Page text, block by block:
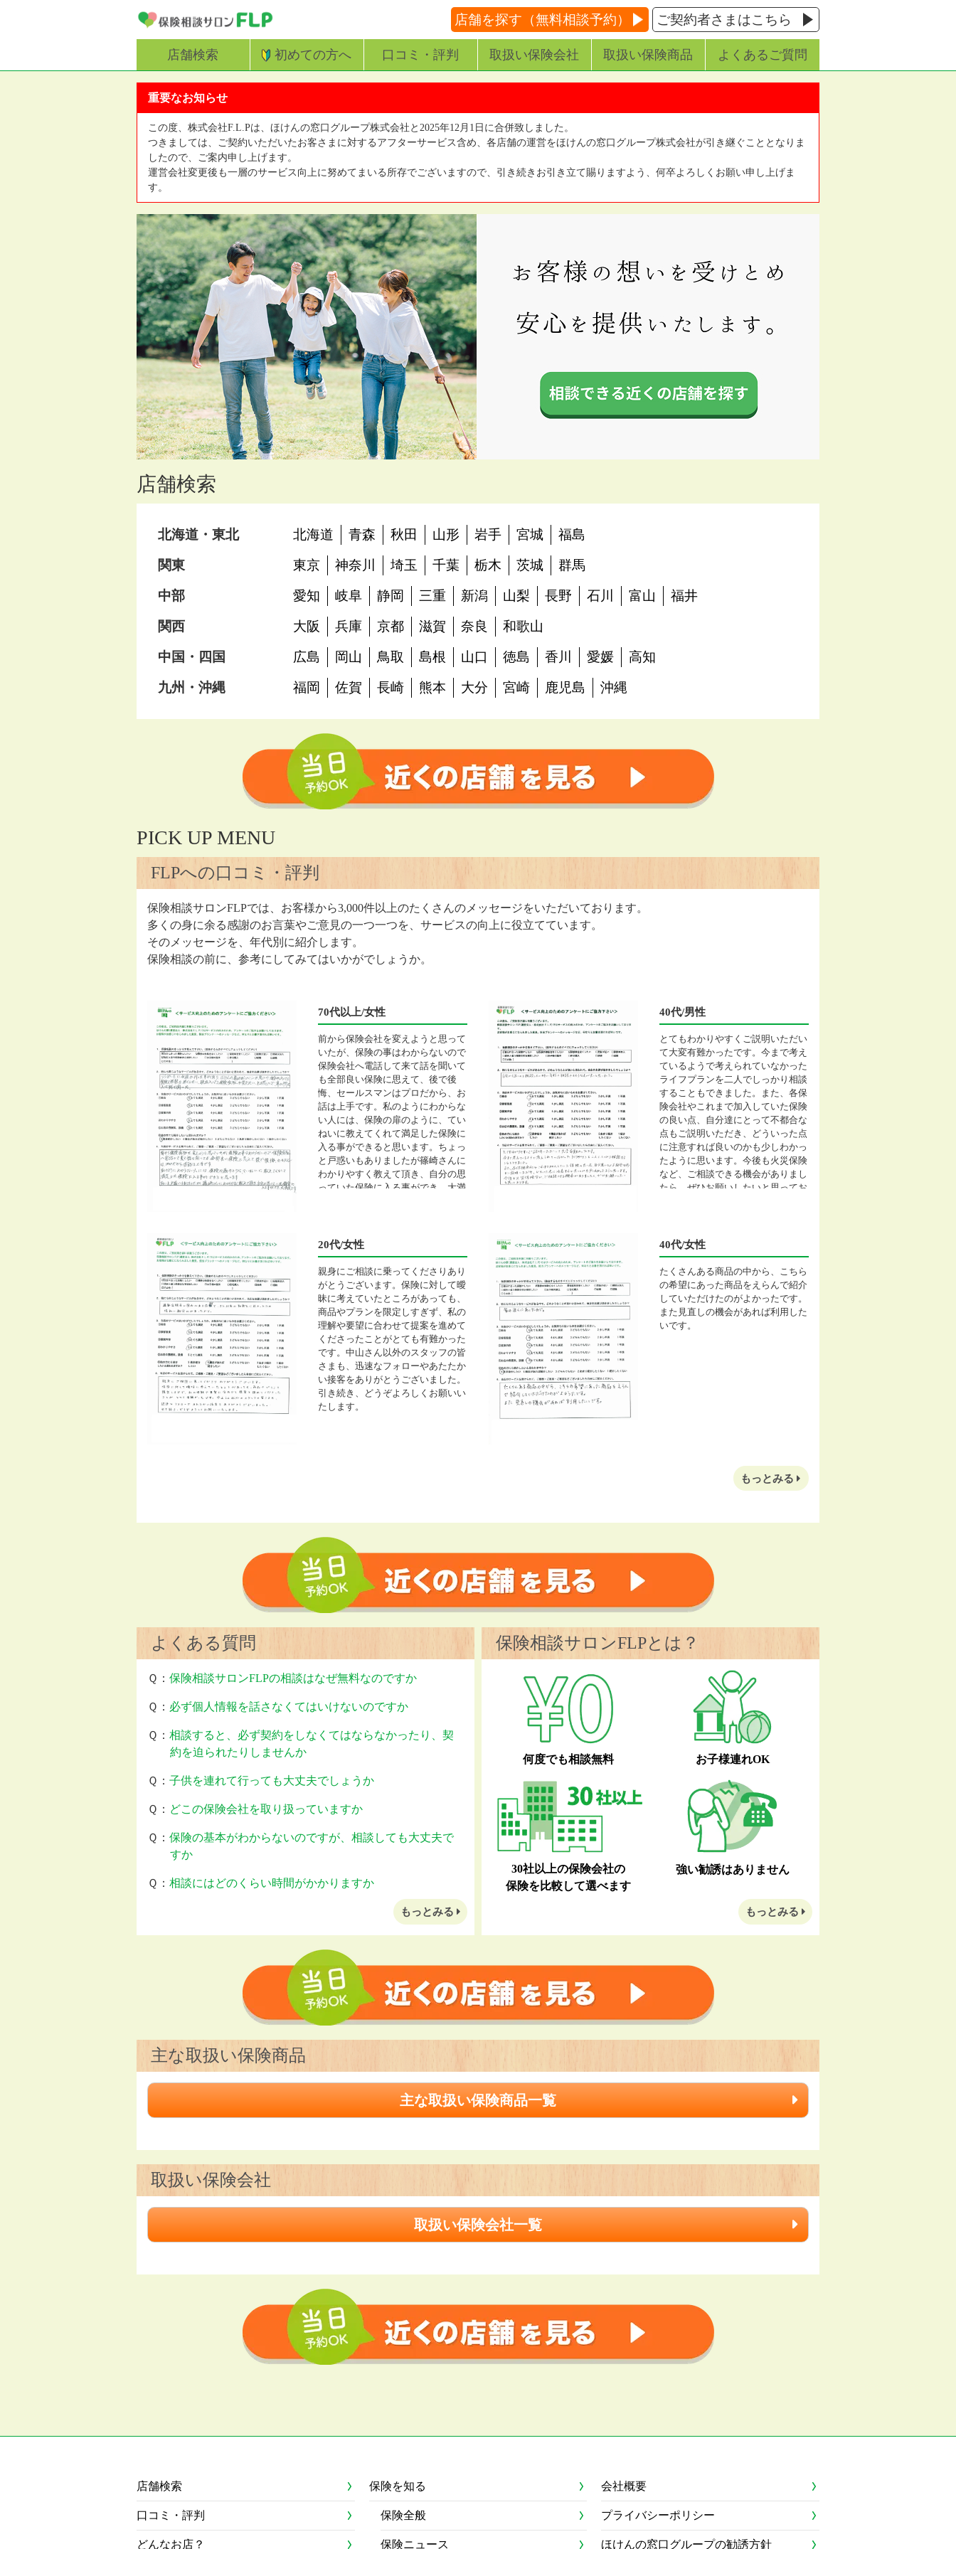
店舗を探す（無料相談予約） ご契約者さまはこちら
店舗検索 初めての方へ 口コミ・評判 取扱い保険会社 取扱い保険商品 よくあるご質問
重要なお知らせ
この度、株式会社F.L.Pは、ほけんの窓口グループ株式会社と2025年12月1日に合併致しました。
つきましては、ご契約いただいたお客さまに対するアフターサービス含め、各店舗の運営をほけんの窓口グループ株式会社が引き継ぐこととなりま
したので、ご案内申し上げます。
運営会社変更後も一層のサービス向上に努めてまいる所存でございますので、引き続きお引き立て賜りますよう、何卒よろしくお願い申し上げま
す。
店舗検索
北海道・東北 北海道 青森 秋田 山形 岩手 宮城 福島
関東 東京 神奈川 埼玉 千葉 栃木 茨城 群馬
中部 愛知 岐阜 静岡 三重 新潟 山梨 長野 石川 富山 福井
関西 大阪 兵庫 京都 滋賀 奈良 和歌山
中国・四国 広島 岡山 鳥取 島根 山口 徳島 香川 愛媛 高知
九州・沖縄 福岡 佐賀 長崎 熊本 大分 宮崎 鹿児島 沖縄
PICK UP MENU
FLPへの口コミ・評判
保険相談サロンFLPでは、お客様から3,000件以上のたくさんのメッセージをいただいております。
多くの身に余る感謝のお言葉やご意見の一つ一つを、サービスの向上に役立てています。
そのメッセージを、年代別に紹介します。
保険相談の前に、参考にしてみてはいかがでしょうか。
70代以上/女性
前から保険会社を変えようと思って
いたが、保険の事はわからないので
保険会社へ電話して来て話を聞いて
も全部良い保険に思えて、後で後
悔、セールスマンはプロだから、お
話は上手です。私のようにわからな
い人には、保険の扉のように、てい
ねいに教えてくれて満足した保険に
入る事ができると思います。ちょっ
と戸惑いもありましたが篠崎さんに
わかりやすく教えて頂き、自分の思
っていた保険に入る事ができ、大満
40代/男性
とてもわかりやすくご説明いただい
て大変有難かったです。今まで考え
ているようで考えられていなかった
ライフプランを二人でしっかり相談
することもできました。また、各保
険会社やこれまで加入していた保険
の良い点、自分達にとって不都合な
点もご説明いただき、どういった点
に注意すれば良いのかも少しわかっ
たように思います。今後も火災保険
など、ご相談できる機会がありまし
たら、ぜひお願いしたいと思ってお
20代/女性
親身にご相談に乗ってくださりあり
がとうございます。保険に対して曖
昧に考えていたところがあっても、
商品やプランを限定しすぎず、私の
理解や要望に合わせて提案を進めて
くださったことがとても有難かった
です。中山さん以外のスタッフの皆
さまも、迅速なフォローやあたたか
い接客をありがとうございました。
引き続き、どうぞよろしくお願いい
たします。
40代/女性
たくさんある商品の中から、こちら
の希望にあった商品をえらんで紹介
していただけたのがよかったです。
また見直しの機会があれば利用した
いです。
もっとみる
よくある質問
Ｑ： 保険相談サロンFLPの相談はなぜ無料なのですか
Ｑ： 必ず個人情報を話さなくてはいけないのですか
Ｑ： 相談すると、必ず契約をしなくてはならなかったり、契
約を迫られたりしませんか
Ｑ： 子供を連れて行っても大丈夫でしょうか
Ｑ： どこの保険会社を取り扱っていますか
Ｑ： 保険の基本がわからないのですが、相談しても大丈夫で
すか
Ｑ： 相談にはどのくらい時間がかかりますか
もっとみる
保険相談サロンFLPとは？
何度でも相談無料 お子様連れOK
30社以上の保険会社の
保険を比較して選べます
強い勧誘はありません
もっとみる
主な取扱い保険商品
主な取扱い保険商品一覧
取扱い保険会社
取扱い保険会社一覧
店舗検索
口コミ・評判
どんなお店？
保険を知る
保険全般
保険ニュース
会社概要
プライバシーポリシー
ほけんの窓口グループの勧誘方針